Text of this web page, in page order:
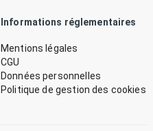
Informations réglementaires
Mentions légales
CGU
Données personnelles
Politique de gestion des cookies